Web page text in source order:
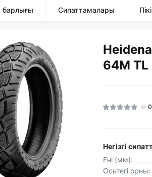
барлығы Сипаттамалары
64M TL
0
Негізгі
Ені (мм):
Осьтегі орны: